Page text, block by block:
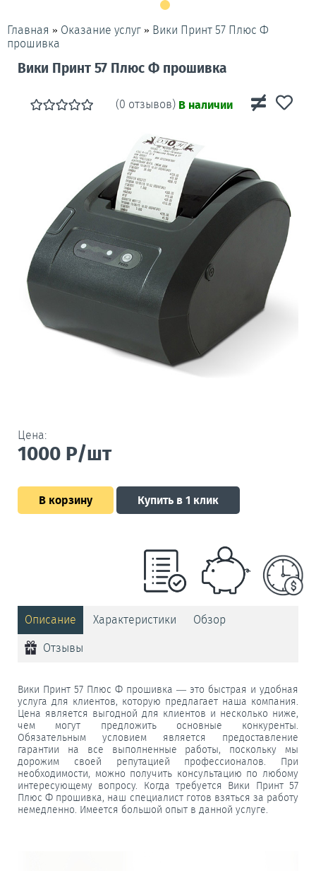
Главная » Оказание услуг » Вики Принт 57 Плюс Ф
прошивка
Вики Принт 57 Плюс Ф прошивка
(0 отзывов) В наличии
Цена:
1000 Р/шт
В корзину Купить в 1 клик
Описание Характеристики Обзор
Отзывы
Вики Принт 57 Плюс Ф прошивка — это быстрая и удобная
услуга для клиентов, которую предлагает наша компания.
Цена является выгодной для клиентов и несколько ниже,
чем могут предложить основные конкуренты.
Обязательным условием является предоставление
гарантии на все выполненные работы, поскольку мы
дорожим своей репутацией профессионалов. При
необходимости, можно получить консультацию по любому
интересующему вопросу. Когда требуется Вики Принт 57
Плюс Ф прошивка, наш специалист готов взяться за работу
немедленно. Имеется большой опыт в данной услуге.